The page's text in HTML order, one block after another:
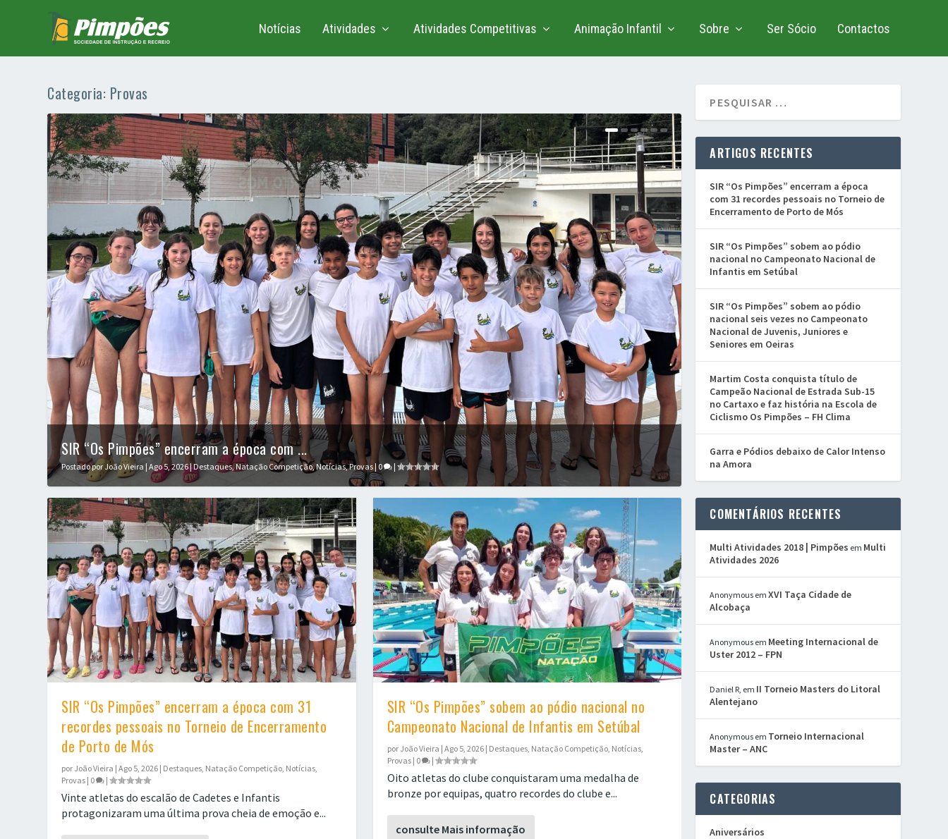
Notícias Atividades Atividades Competitivas Animação Infantil Sobre Ser Sócio Contactos
Categoria: Provas
SIR “Os Pimpões” encerram a época com ...
Postado porJoão Vieira |Ago 5, 2026|Destaques, Natação Competição,Notícias,Provas | 0 |
SIR “Os Pimpões” sobem ao pódio nacion...
SIR “Os Pimpões” sobem ao pódio nacion...
Garra e Pódios debaixo de Calor Intenso na Amora
Atletas dos Pimpões em destaque no XXVII Campeonat...
Tiago Correia, Lara Pacheco e Carol Galvão sobem a...
SIR “Os Pimpões” encerram a época com 31
recordes pessoais no Torneio de Encerramento
de Porto de Mós
por João Vieira |Ago 5, 2026 | Destaques, Natação Competição, Notícias,
Provas | 0 |
Vinte atletas do escalão de Cadetes e Infantis
protagonizaram uma última prova cheia de emoção e...
SIR “Os Pimpões” sobem ao pódio nacional no
Campeonato Nacional de Infantis em Setúbal
por João Vieira | Ago 5, 2026| Destaques, Natação Competição, Notícias,
Provas| 0 |
Oito atletas do clube conquistaram uma medalha de
bronze por equipas, quatro recordes do clube e...
consulte Mais informação
ARTIGOS RECENTES
SIR “Os Pimpões” encerram a época
com 31 recordes pessoais no Torneio de
Encerramento de Porto de Mós
SIR “Os Pimpões” sobem ao pódio
nacional no Campeonato Nacional de
Infantis em Setúbal
SIR “Os Pimpões” sobem ao pódio
nacional seis vezes no Campeonato
Nacional de Juvenis, Juniores e
Seniores em Oeiras
Martim Costa conquista título de
Campeão Nacional de Estrada Sub-15
no Cartaxo e faz história na Escola de
Ciclismo Os Pimpões – FH Clima
Garra e Pódios debaixo de Calor Intenso
na Amora
COMENTÁRIOS RECENTES
Multi Atividades 2018 | Pimpões em Multi
Atividades 2026
Anonymous emXVI Taça Cidade de
Alcobaça
Anonymous em Meeting Internacional de
Uster 2012 – FPN
Daniel R, em II Torneio Masters do Litoral
Alentejano
Anonymous em Torneio Internacional
Master – ANC
CATEGORIAS
Aniversários